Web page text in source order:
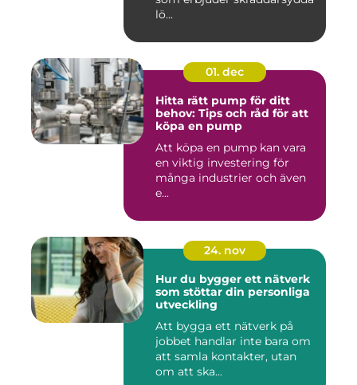
lö...
01. dec
Hitta rätt pump för ditt
behov: Tips och råd för att
köpa en pump
Att köpa en pump kan vara
en viktig investering för
många industrier och även
e...
24. nov
Hur du bygger ett nätverk
som stöttar din personliga
utveckling
Att bygga ett nätverk på
jobbet handlar inte bara om
att samla kontakter, utan
om att ska...